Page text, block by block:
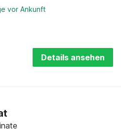
vor Ankunft
Details ansehen